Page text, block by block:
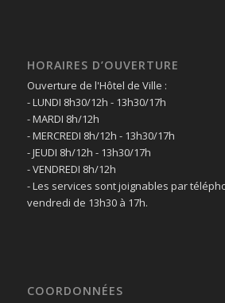
HORAIRES D’OUVERTURE
Ouverture de l'Hôtel de Ville :
- LUNDI 8h30/12h - 13h30/17h
- MARDI 8h/12h
- MERCREDI 8h/12h - 13h30/17h
- JEUDI 8h/12h - 13h30/17h
- VENDREDI 8h/12h
- Les services sont joignables par
vendredi de 13h30 à 17h.
COORDONNÉES